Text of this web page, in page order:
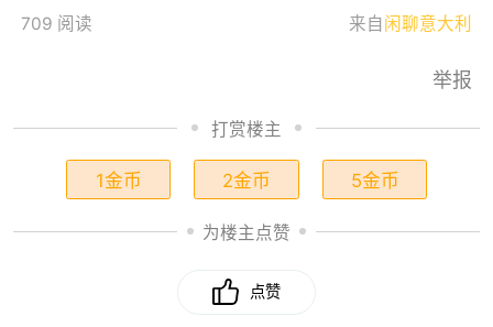
709 阅读 来自 闲聊意大利
举报
打赏楼主
1金币 2金币 5金币
为楼主点赞
点赞